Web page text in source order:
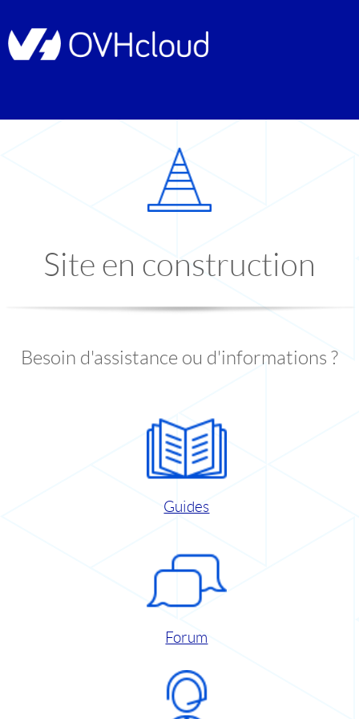
Site en construction
Besoin d'assistance ou d'informations ?
Guides
Forum